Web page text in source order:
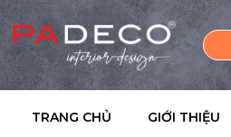
TRANG CHỦ GIỚI THIỆU